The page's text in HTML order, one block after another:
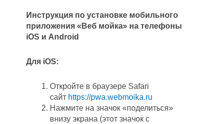
Инструкция по установке мобильного
приложения «Веб мойка» на телефоны
iOS и Android
Для iOS:
Откройте в браузере Safari
сайт https://pwa.webmoika.ru
Нажмите на значок «поделиться»
внизу экрана (этот значок с